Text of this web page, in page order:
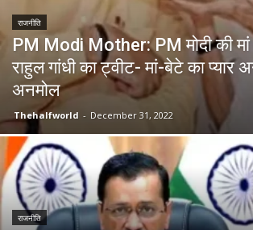
राजनीति
PM Modi Mother: PM मोदी की
राहुल गांधी का ट्वीट- मां-बेटे का
अनमोल
Thehalfworld - December 31, 2022
राजनीति